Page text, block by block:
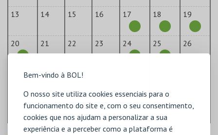
Bem-vindo à BOL!
O nosso site utiliza cookies essenciais para o
funcionamento do site e, com o seu consentimento,
cookies que nos ajudam a personalizar a sua
experiência e a perceber como a plataforma é
13 14 15 16 17 18 19
20 21 22 23 24 25 26
28 29
10